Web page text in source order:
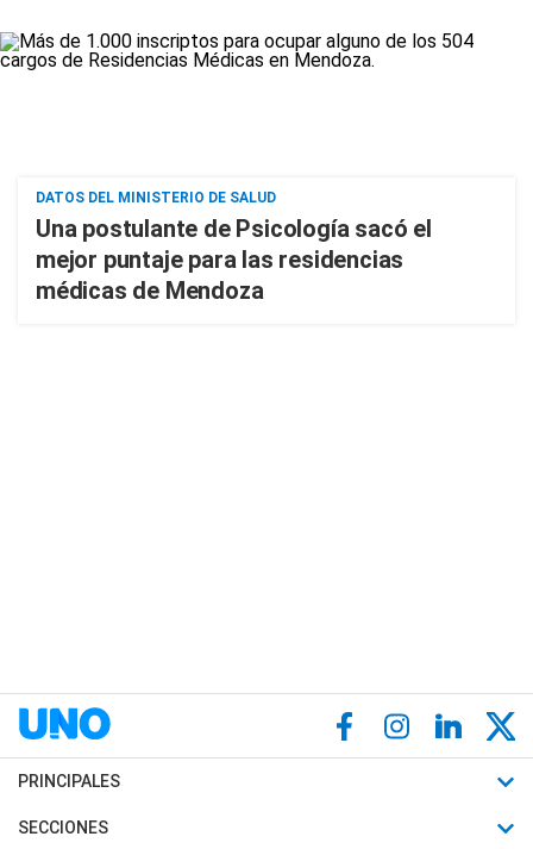
DATOS DEL MINISTERIO DE SALUD
Una postulante de Psicología sacó el
mejor puntaje para las residencias
médicas de Mendoza
PRINCIPALES
Últimas Noticias
SECCIONES